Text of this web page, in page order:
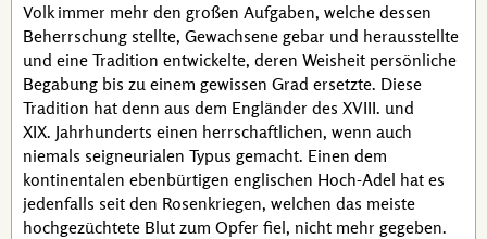
Volk immer mehr den großen Aufgaben, welche dessen
Beherrschung stellte, Gewachsene gebar und herausstellte
und eine Tradition entwickelte, deren Weisheit persönliche
Begabung bis zu einem gewissen Grad ersetzte. Diese
Tradition hat denn aus dem Engländer des XVIII. und
XIX. Jahrhunderts einen herrschaftlichen, wenn auch
niemals seigneurialen Typus gemacht. Einen dem
kontinentalen ebenbürtigen englischen Hoch-Adel hat es
jedenfalls seit den Rosenkriegen, welchen das meiste
hochgezüchtete Blut zum Opfer fiel, nicht mehr gegeben.